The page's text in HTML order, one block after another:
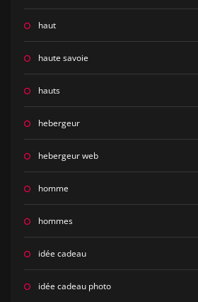
haut
haute savoie
hauts
hebergeur
hebergeur web
homme
hommes
idée cadeau
idée cadeau photo